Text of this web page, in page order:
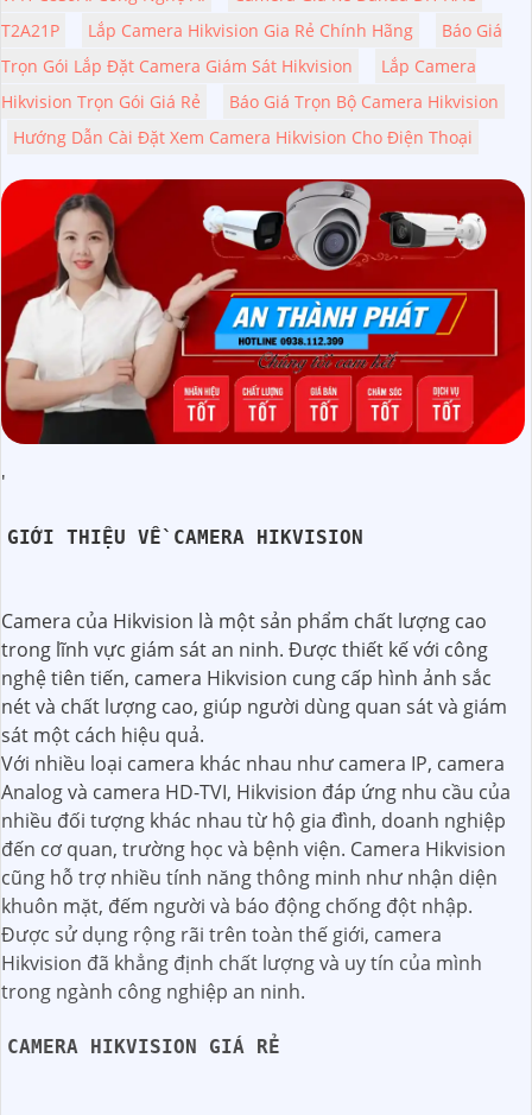
T2A21P
Lắp Camera Hikvision Gia Rẻ Chính Hãng
Báo Giá
Trọn Gói Lắp Đặt Camera Giám Sát Hikvision
Lắp Camera
Hikvision Trọn Gói Giá Rẻ
Báo Giá Trọn Bộ Camera Hikvision
Hướng Dẫn Cài Đặt Xem Camera Hikvision Cho Điện Thoại
'
GIỚI THIỆU VỀ CAMERA HIKVISION
Camera của Hikvision là một sản phẩm chất lượng cao
trong lĩnh vực giám sát an ninh. Được thiết kế với công
nghệ tiên tiến, camera Hikvision cung cấp hình ảnh sắc
nét và chất lượng cao, giúp người dùng quan sát và giám
sát một cách hiệu quả.
Với nhiều loại camera khác nhau như camera IP, camera
Analog và camera HD-TVI, Hikvision đáp ứng nhu cầu của
nhiều đối tượng khác nhau từ hộ gia đình, doanh nghiệp
đến cơ quan, trường học và bệnh viện. Camera Hikvision
cũng hỗ trợ nhiều tính năng thông minh như nhận diện
khuôn mặt, đếm người và báo động chống đột nhập.
Được sử dụng rộng rãi trên toàn thế giới, camera
Hikvision đã khẳng định chất lượng và uy tín của mình
trong ngành công nghiệp an ninh.
CAMERA HIKVISION GIÁ RẺ